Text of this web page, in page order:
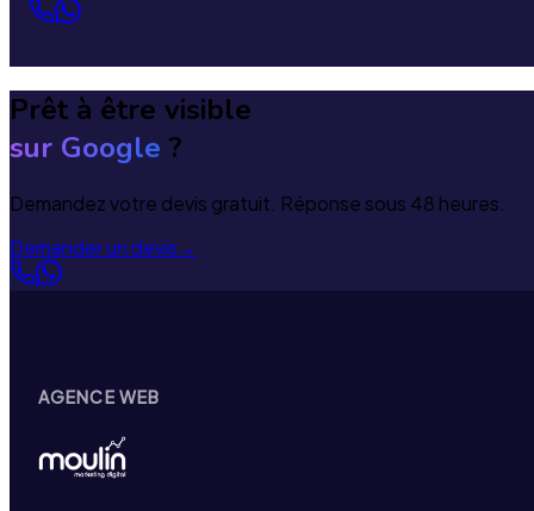
Prêt à être visible
sur Google ?
Demandez votre devis gratuit. Réponse sous 48 heures.
Demander un devis→
AGENCE WEB